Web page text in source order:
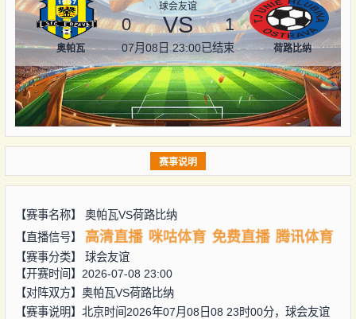
奥帕瓦
球会友谊
0 VS 1
07月08日 23:00已结束 荷路比纳
赛事说明
【赛事名称】 奥帕瓦VS荷路比纳
【直播信号】
高清直播 咪咕体育 免费直播 腾讯体育
【赛事分类】 球会友谊
【开赛时间】2026-07-08 23:00
【对阵双方】 奥帕瓦VS荷路比纳
【赛事说明】北京时间2026年07月08日08 23时00分，球会友谊